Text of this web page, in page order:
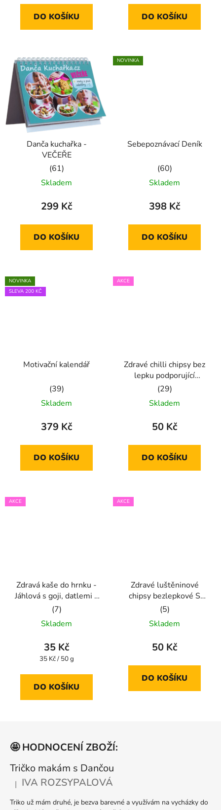
5,0
z
DO KOŠÍKU
5,0
z
DO KOŠÍKU
Danča kuchařka -
VEČEŘE
Průměrné
hodnocení
produktu
5,0
z
Skladem
299 Kč
DO KOŠÍKU
NOVINKA
Sebepoznávací Deník
Průměrné
hodnocení
produktu
5,0
z
Skladem
398 Kč
DO KOŠÍKU
NOVINKA
SLEVA 200 KČ
Motivační kalendář
Průměrné
hodnocení
produktu
5,0
z
Skladem
379 Kč
DO KOŠÍKU
AKCE
Zdravé chilli chipsy bez
lepku podporující
hubnutí
Průměrné
hodnocení
produktu
5,0
z
Skladem
50 Kč
DO KOŠÍKU
AKCE
Zdravá kaše do hrnku -
Jáhlová s goji, datlemi a
kardamonem
Průměrné
hodnocení
produktu
je
z
Skladem
35 Kč
Měrná
35 Kč / 50 g
DO KOŠÍKU
AKCE
Zdravé luštěninové
chipsy bezlepkové S
kysaným zelím
Průměrné
hodnocení
produktu
5,0
z
Skladem
50 Kč
DO KOŠÍKU
🤩 HODNOCENÍ ZBOŽÍ:
Tričko makám s Dančou
Hodnocení produktu je 5 z 5 hvězdiček.
| IVA ROZSYPALOVÁ
Triko už mám druhé, je bezva barevné a využívám na vycházky do